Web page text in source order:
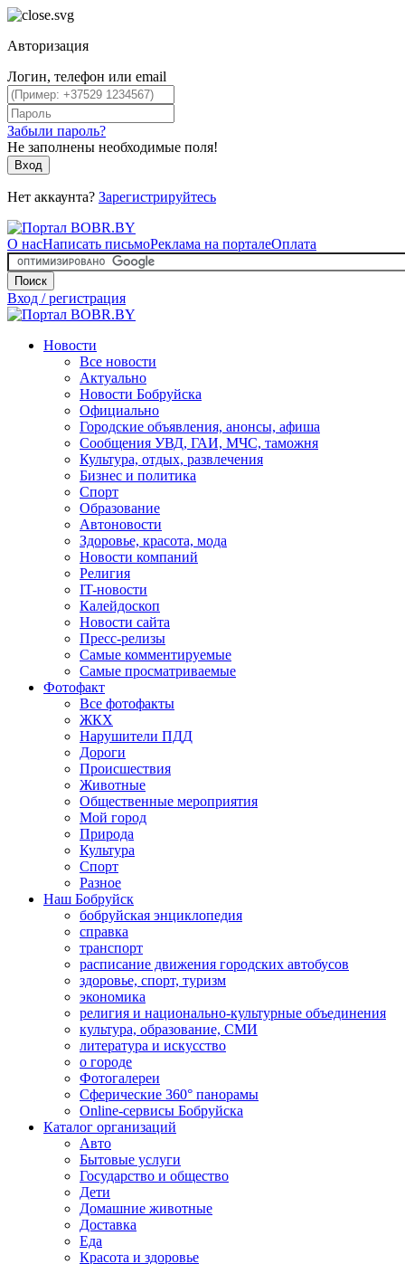
Авторизация
Логин, телефон или email
Забыли пароль?
Не заполнены необходимые поля!
Вход
Нет аккаунта? Зарегистрируйтесь
О насНаписать письмоРеклама на порталеОплата
Поиск
Вход / регистрация
Новости
Все новости
Актуально
Новости Бобруйска
Официально
Городские объявления, анонсы, афиша
Сообщения УВД, ГАИ, МЧС, таможня
Культура, отдых, развлечения
Бизнес и политика
Спорт
Образование
Автоновости
Здоровье, красота, мода
Новости компаний
Религия
IT-новости
Калейдоскоп
Новости сайта
Пресс-релизы
Самые комментируемые
Самые просматриваемые
Фотофакт
Все фотофакты
ЖКХ
Нарушители ПДД
Дороги
Происшествия
Животные
Общественные мероприятия
Мой город
Природа
Культура
Спорт
Разное
Наш Бобруйск
бобруйская энциклопедия
справка
транспорт
расписание движения городских автобусов
здоровье, спорт, туризм
экономика
религия и национально-культурные объединения
культура, образование, СМИ
литература и искусство
о городе
Фотогалереи
Сферические 360° панорамы
Online-сервисы Бобруйска
Каталог организаций
Авто
Бытовые услуги
Государство и общество
Дети
Домашние животные
Доставка
Еда
Красота и здоровье